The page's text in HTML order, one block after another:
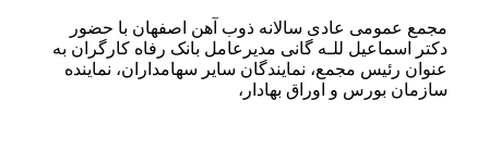
مجمع عمومی عادی سالانه ذوب آهن اصفهان با حضور
دکتر اسماعیل للـه گانی مدیرعامل بانک رفاه کارگران به
عنوان رئیس مجمع، نمایندگان سایر سهامداران، نماینده
سازمان بورس و اوراق بهادار،